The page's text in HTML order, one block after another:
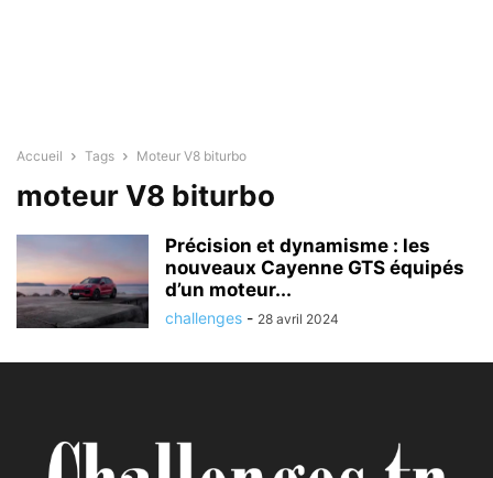
Accueil Tags Moteur V8 biturbo
moteur V8 biturbo
Précision et dynamisme : les
nouveaux Cayenne GTS équipés
d’un moteur...
challenges - 28 avril 2024